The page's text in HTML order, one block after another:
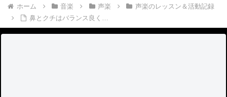
ホーム 音楽 声楽
声楽のレッスン＆活動記録
鼻とクチはバランス良く…